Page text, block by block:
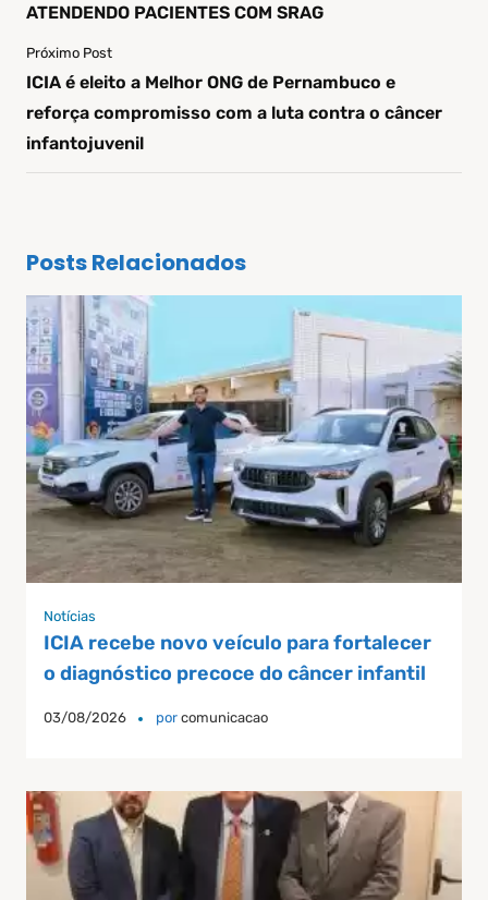
ATENDENDO PACIENTES COM SRAG
Próximo Post
ICIA é eleito a Melhor ONG de Pernambuco e
reforça compromisso com a luta contra o câncer
infantojuvenil
Posts Relacionados
Notícias
ICIA recebe novo veículo para fortalecer
o diagnóstico precoce do câncer infantil
03/08/2026 por comunicacao